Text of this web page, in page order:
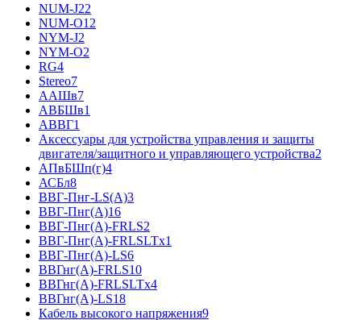
NUM-J22
NUM-О12
NYM-J2
NYM-O2
RG4
Stereo7
ААШв7
АВБШв1
АВВГ1
Аксессуары для устройства управления и защиты
двигателя/защитного и управляющего устройства2
АПвБШп(г)4
АСБл8
ВВГ-Пнг-LS(А)3
ВВГ-Пнг(А)16
ВВГ-Пнг(А)-FRLS2
ВВГ-Пнг(А)-FRLSLTx1
ВВГ-Пнг(А)-LS6
ВВГнг(А)-FRLS10
ВВГнг(А)-FRLSLTx4
ВВГнг(А)-LS18
Кабель высокого напряжения9